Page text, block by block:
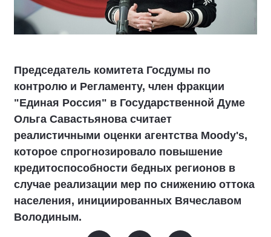
Председатель комитета Госдумы по
контролю и Регламенту, член фракции
"Единая Россия" в Государственной Думе
Ольга Савастьянова считает
реалистичными оценки агентства Moody's,
которое спрогнозировало повышение
кредитоспособности бедных регионов в
случае реализации мер по снижению оттока
населения, инициированных Вячеславом
Володиным.